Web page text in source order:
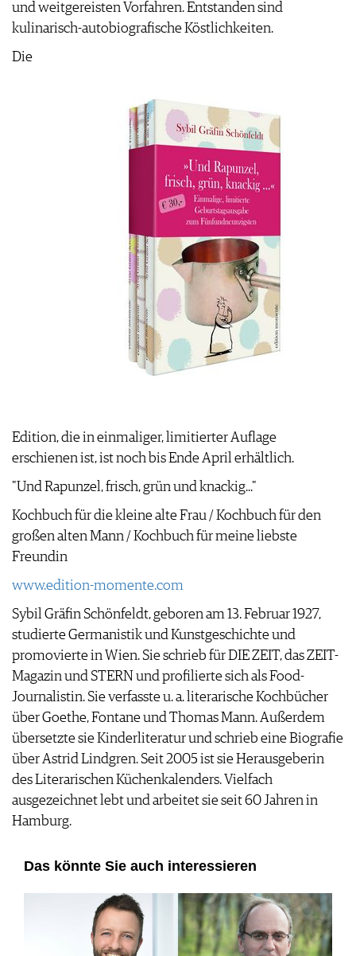
und weitgereisten Vorfahren. Entstanden sind
kulinarisch-autobiografische Köstlichkeiten.
Die
Edition, die in einmaliger, limitierter Auflage
erschienen ist, ist noch bis Ende April erhältlich.
"Und Rapunzel, frisch, grün und knackig..."
Kochbuch für die kleine alte Frau / Kochbuch für den
großen alten Mann / Kochbuch für meine liebste
Freundin
www.edition-momente.com
Sybil Gräfin Schönfeldt, geboren am 13. Februar 1927,
studierte Germanistik und Kunstgeschichte und
promovierte in Wien. Sie schrieb für DIE ZEIT, das ZEIT-
Magazin und STERN und profilierte sich als Food-
Journalistin. Sie verfasste u. a. literarische Kochbücher
über Goethe, Fontane und Thomas Mann. Außerdem
übersetzte sie Kinderliteratur und schrieb eine Biografie
über Astrid Lindgren. Seit 2005 ist sie Herausgeberin
des Literarischen Küchenkalenders. Vielfach
ausgezeichnet lebt und arbeitet sie seit 60 Jahren in
Hamburg.
Das könnte Sie auch interessieren